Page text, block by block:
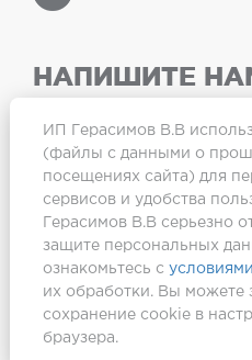
НАПИШИТЕ
ИП Герасимов В.В
(файлы с данными о
посещениях сайта) для
сервисов и удобства
Герасимов В.В серьезно
защите персональных
ознакомьтесь с
их обработки. Вы можете
сохранение cookie в
браузера.